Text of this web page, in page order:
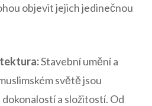
objevit jejich jedinečnou
Stavební umění a
‌světě jsou
⁤a složitostí. Od